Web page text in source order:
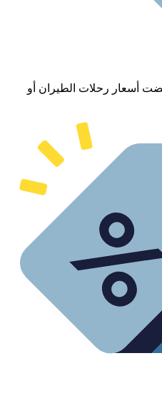
رحلات الطيران أو